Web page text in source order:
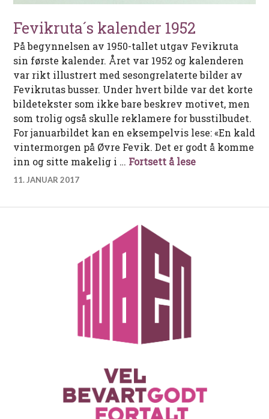
Fevikruta´s kalender 1952
På begynnelsen av 1950-tallet utgav Fevikruta
sin første kalender. Året var 1952 og kalenderen
var rikt illustrert med sesongrelaterte bilder av
Fevikrutas busser. Under hvert bilde var det korte
bildetekster som ikke bare beskrev motivet, men
som trolig også skulle reklamere for busstilbudet.
For januarbildet kan en eksempelvis lese: «En kald
vintermorgen på Øvre Fevik. Det er godt å komme
inn og sitte makelig i … Fortsett å leseFevikruta´s
11. JANUAR 2017